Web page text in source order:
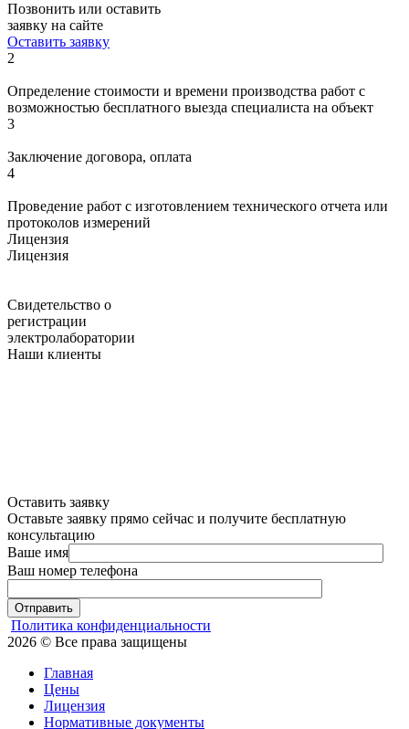
Позвонить или оставить
заявку на сайте
Оставить заявку
2
Определение стоимости и времени производства работ с
возможностью бесплатного выезда специалиста на объект
3
Заключение договора, оплата
4
Проведение работ с изготовлением технического отчета или
протоколов измерений
Лицензия
Лицензия
Свидетельство о
регистрации
электролаборатории
Наши клиенты
Оставить заявку
Оставьте заявку прямо сейчас и получите бесплатную
консультацию
Ваше имя
Ваш номер телефона
Отправить
Политика конфиденциальности
2026 © Все права защищены
Главная
Цены
Лицензия
Нормативные документы